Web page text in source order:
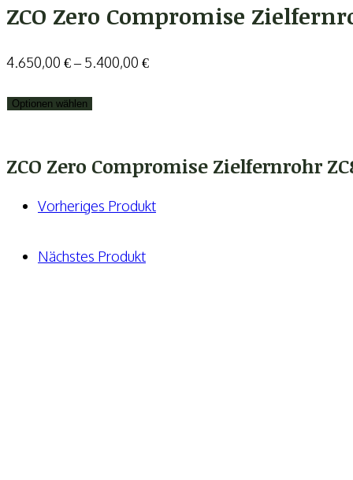
ZCO Zero Compromise
4.650,00 €–5.400,00 €
Optionen wählen
ZCO Zero Compromise Zielfernrohr
Vorheriges Produkt
Nächstes Produkt